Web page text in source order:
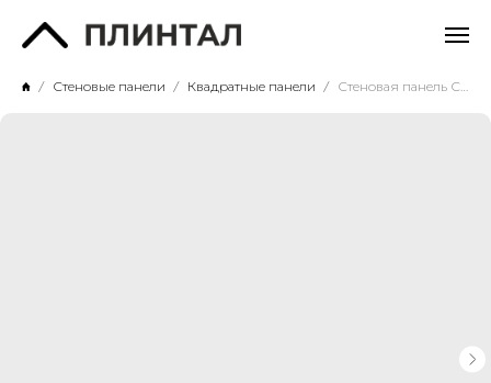
Стеновые панели Квадратные панели Стеновая панель СП14